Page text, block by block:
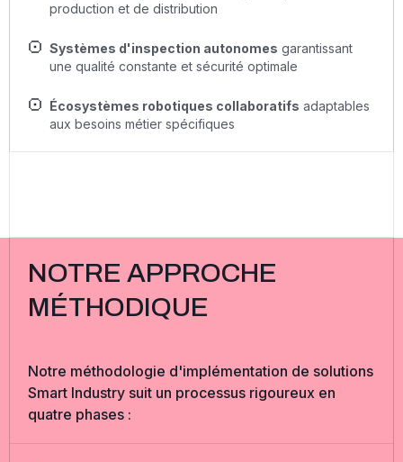
production et de distribution
Systèmes d'inspection autonomes garantissant
une qualité constante et sécurité optimale
Écosystèmes robotiques collaboratifs adaptables
aux besoins métier spécifiques
NOTRE APPROCHE
MÉTHODIQUE
Notre méthodologie d'implémentation de solutions
Smart Industry suit un processus rigoureux en
quatre phases :